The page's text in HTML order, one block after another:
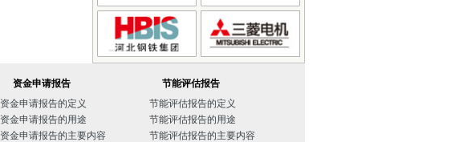
资金申请报告
资金申请报告的定义
资金申请报告的用途
资金申请报告的主要内容
节能评估报告
节能评估报告的定义
节能评估报告的用途
节能评估报告的主要内容